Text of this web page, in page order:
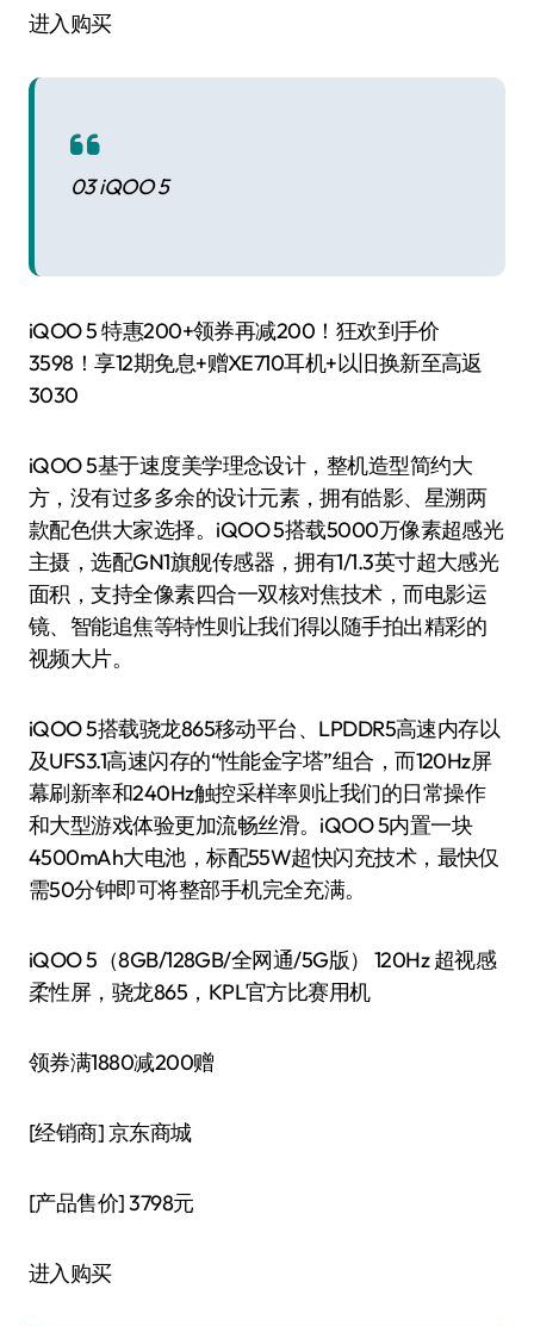
进入购买
03 iQOO 5
iQOO 5 特惠200+领券再减200！狂欢到手价
3598！享12期免息+赠XE710耳机+以旧换新至高返
3030
iQOO 5基于速度美学理念设计，整机造型简约大
方，没有过多多余的设计元素，拥有皓影、星溯两
款配色供大家选择。iQOO 5搭载5000万像素超感光
主摄，选配GN1旗舰传感器，拥有1/1.3英寸超大感光
面积，支持全像素四合一双核对焦技术，而电影运
镜、智能追焦等特性则让我们得以随手拍出精彩的
视频大片。
iQOO 5搭载骁龙865移动平台、LPDDR5高速内存以
及UFS3.1高速闪存的“性能金字塔”组合，而120Hz屏
幕刷新率和240Hz触控采样率则让我们的日常操作
和大型游戏体验更加流畅丝滑。iQOO 5内置一块
4500mAh大电池，标配55W超快闪充技术，最快仅
需50分钟即可将整部手机完全充满。
iQOO 5（8GB/128GB/全网通/5G版） 120Hz 超视感
柔性屏，骁龙865，KPL官方比赛用机
领券满1880减200赠
[经销商]京东商城
[产品售价]3798元
进入购买